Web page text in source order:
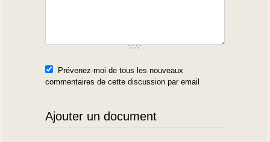
Prévenez-moi de tous les nouveaux
commentaires de cette discussion par email
Ajouter un document